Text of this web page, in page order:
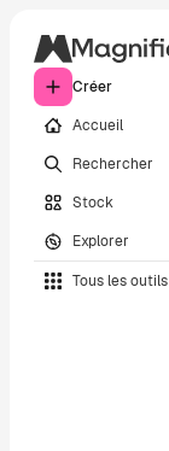
Créer
Accueil
Rechercher
Stock
Explorer
Tous les outils